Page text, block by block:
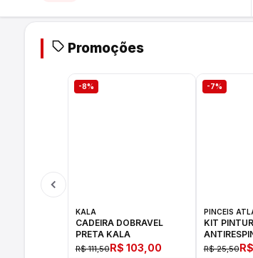
Promoções
-8%
KALA
CADEIRA DOBRAVEL
PRETA KALA
R$ 111,50R$ 103,00
-7%
PINCEIS
KIT
ATLAS 03
R$ 25,50